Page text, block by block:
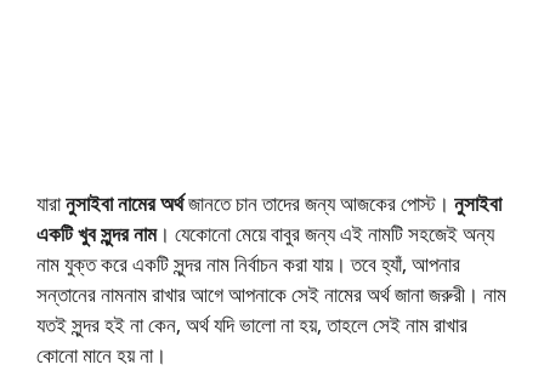
যারানুসাইবা নামের অর্থজানতে চান তাদের জন্য আজকের পোস্ট। নুসাইবা
একটি খুব সুন্দর নাম। যেকোনো মেয়ে বাবুর জন্য এই নামটি সহজেই অন্য
নাম যুক্ত করে একটি সুন্দর নাম নির্বাচন করা যায়। তবে হ্যাঁ, আপনার
সন্তানের নামনাম রাখার আগে আপনাকে সেই নামের অর্থ জানা জরুরী। নাম
যতই সুন্দর হই না কেন, অর্থ যদি ভালো না হয়, তাহলে সেই নাম রাখার
কোনো মানে হয় না।